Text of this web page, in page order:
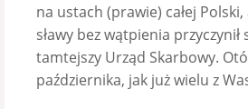
na ustach (prawie) całej Polski,
sławy bez wątpienia
tamtejszy Urząd Skarbowy.
października, jak już wielu z